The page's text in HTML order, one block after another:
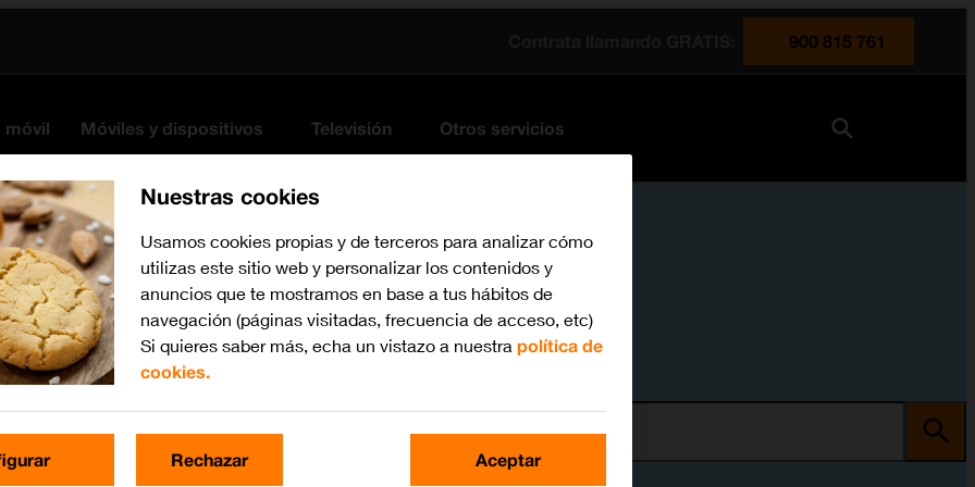
900 815 761
móvil Móviles y dispositivos Televisión Otros servicios
Busca por problema o tema
Nuestras cookies
Usamos cookies propias y de terceros para analizar cómo
utilizas este sitio web y personalizar los contenidos y
anuncios que te mostramos en base a tus hábitos de
navegación (páginas visitadas, frecuencia de acceso, etc)
Si quieres saber más, echa un vistazo a nuestra política de
cookies.
Rechazar Aceptar